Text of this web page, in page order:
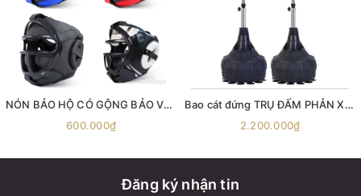
NÓN BẢO HỘ CÓ GỘNG BẢO VỆ Bảo hộ đầu tập Boxing , mũ bảo hộ đầu võ thuật , mũ võ thuật , giáp bảo hộ đầu , BOXING HEADGEARS , mũ đội đầu quyền anh
600.000₫
Bao cát đứng TRỤ ĐẤM PHẢN XẠ T4 Standing Pro Speed Bag , trụ đấm bốc phản xạ cobra bag boxing
2.200.000₫
Đăng ký nhận tin